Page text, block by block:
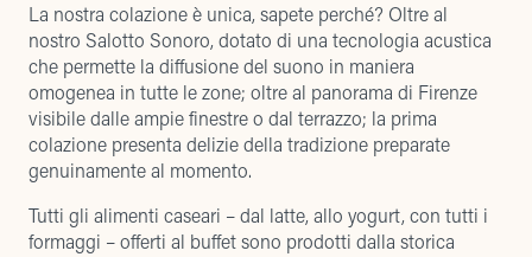
La nostra colazioneè unica, sapete perché? Oltre al
nostro Salotto Sonoro, dotato di una tecnologia acustica
che permette la diffusione del suono in maniera
omogenea in tutte le zone; oltre al panorama di Firenze
visibile dalle ampie finestre o dal terrazzo; la prima
colazione presenta delizie della tradizione preparate
genuinamente al momento.
Tutti gli alimenti caseari – dal latte, allo yogurt, con tutti i
formaggi – offerti al buffet sono prodotti dalla storica